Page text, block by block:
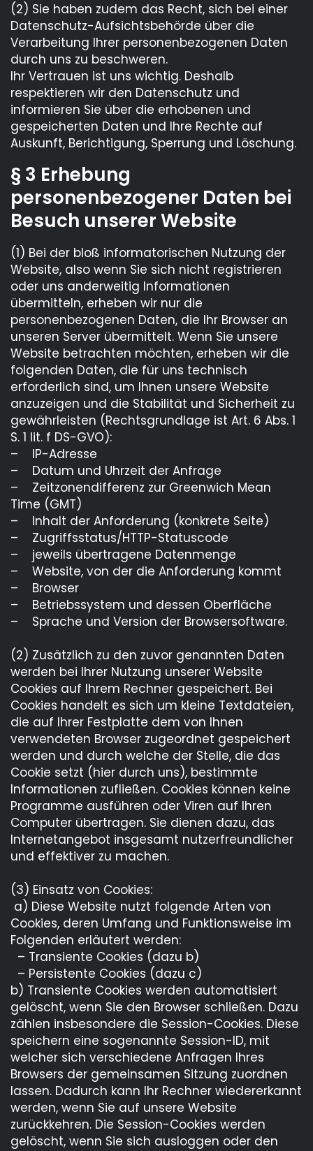
Ausbildungsportal Lichtenfels
Datenschutz
(2) Sie haben zudem das Recht, sich bei einer
Datenschutz-Aufsichtsbehörde über die
Verarbeitung Ihrer personenbezogenen Daten
durch uns zu beschweren.
Ihr Vertrauen ist uns wichtig. Deshalb
respektieren wir den Datenschutz und
informieren Sie über die erhobenen und
gespeicherten Daten und Ihre Rechte auf
Auskunft, Berichtigung, Sperrung und Löschung.
§ 3 Erhebung
personenbezogener Daten bei
Besuch unserer Website
(1) Bei der bloß informatorischen Nutzung der
Website, also wenn Sie sich nicht registrieren
oder uns anderweitig Informationen
übermitteln, erheben wir nur die
personenbezogenen Daten, die Ihr Browser an
unseren Server übermittelt. Wenn Sie unsere
Website betrachten möchten, erheben wir die
folgenden Daten, die für uns technisch
erforderlich sind, um Ihnen unsere Website
anzuzeigen und die Stabilität und Sicherheit zu
gewährleisten (Rechtsgrundlage ist Art. 6 Abs. 1
S. 1 lit. f DS-GVO):
– IP-Adresse
– Datum und Uhrzeit der Anfrage
– Zeitzonendifferenz zur Greenwich Mean
Time (GMT)
– Inhalt der Anforderung (konkrete Seite)
– Zugriffsstatus/HTTP-Statuscode
– jeweils übertragene Datenmenge
– Website, von der die Anforderung kommt
– Browser
– Betriebssystem und dessen Oberfläche
– Sprache und Version der Browsersoftware.
(2) Zusätzlich zu den zuvor genannten Daten
werden bei Ihrer Nutzung unserer Website
Cookies auf Ihrem Rechner gespeichert. Bei
Cookies handelt es sich um kleine Textdateien,
die auf Ihrer Festplatte dem von Ihnen
verwendeten Browser zugeordnet gespeichert
werden und durch welche der Stelle, die das
Cookie setzt (hier durch uns), bestimmte
Informationen zufließen. Cookies können keine
Programme ausführen oder Viren auf Ihren
Computer übertragen. Sie dienen dazu, das
Internetangebot insgesamt nutzerfreundlicher
und effektiver zu machen.
(3) Einsatz von Cookies:
a) Diese Website nutzt folgende Arten von
Cookies, deren Umfang und Funktionsweise im
Folgenden erläutert werden:
– Transiente Cookies (dazu b)
– Persistente Cookies (dazu c)
b) Transiente Cookies werden automatisiert
gelöscht, wenn Sie den Browser schließen. Dazu
zählen insbesondere die Session-Cookies. Diese
speichern eine sogenannte Session-ID, mit
welcher sich verschiedene Anfragen Ihres
Browsers der gemeinsamen Sitzung zuordnen
lassen. Dadurch kann Ihr Rechner wiedererkannt
werden, wenn Sie auf unsere Website
zurückkehren. Die Session-Cookies werden
gelöscht, wenn Sie sich ausloggen oder den